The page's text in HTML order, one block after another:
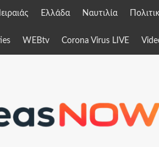
Ελλάδα Ναυτιλία
WEBtv Corona Virus LIVE